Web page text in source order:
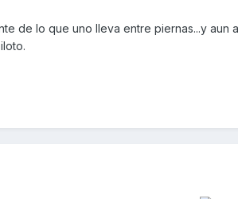
de lo que uno lleva entre piernas...y aun